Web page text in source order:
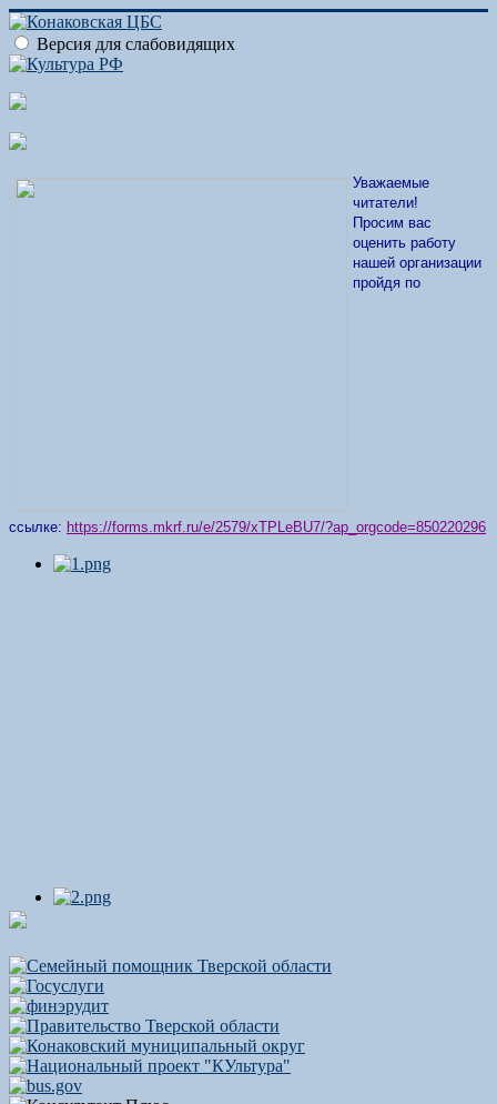
Версия для слабовидящих
Уважаемые
читатели!
Просим вас
оценить работу
нашей организации
пройдя по
ссылке: https://forms.mkrf.ru/e/2579/xTPLeBU7/?ap_orgcode=850220296